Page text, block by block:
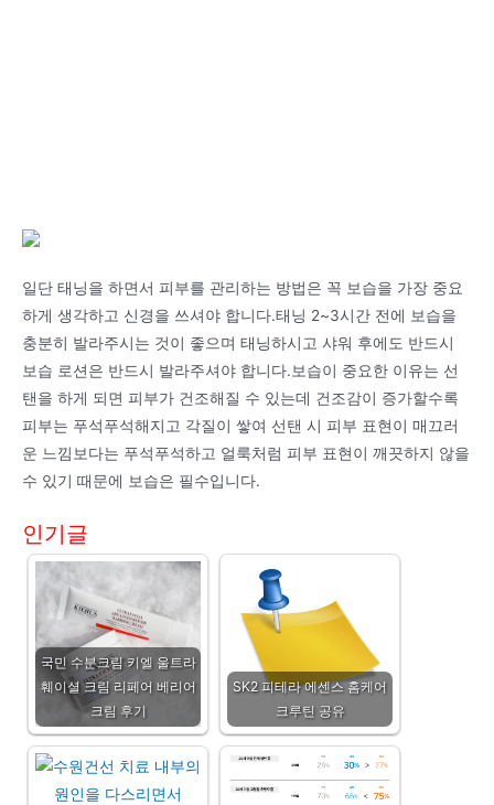
일단 태닝을 하면서 피부를 관리하는 방법은 꼭 보습을 가장 중요
하게 생각하고 신경을 쓰셔야 합니다.태닝 2~3시간 전에 보습을
충분히 발라주시는 것이 좋으며 태닝하시고 샤워 후에도 반드시
보습 로션은 반드시 발라주셔야 합니다.보습이 중요한 이유는 선
탠을 하게 되면 피부가 건조해질 수 있는데 건조감이 증가할수록
피부는 푸석푸석해지고 각질이 쌓여 선탠 시 피부 표현이 매끄러
운 느낌보다는 푸석푸석하고 얼룩처럼 피부 표현이 깨끗하지 않을
수 있기 때문에 보습은 필수입니다.
인기글
국민 수분크림 키엘 울트라
훼이셜 크림 리페어 베리어
크림 후기
SK2 피테라 에센스 홈케어
크루틴 공유